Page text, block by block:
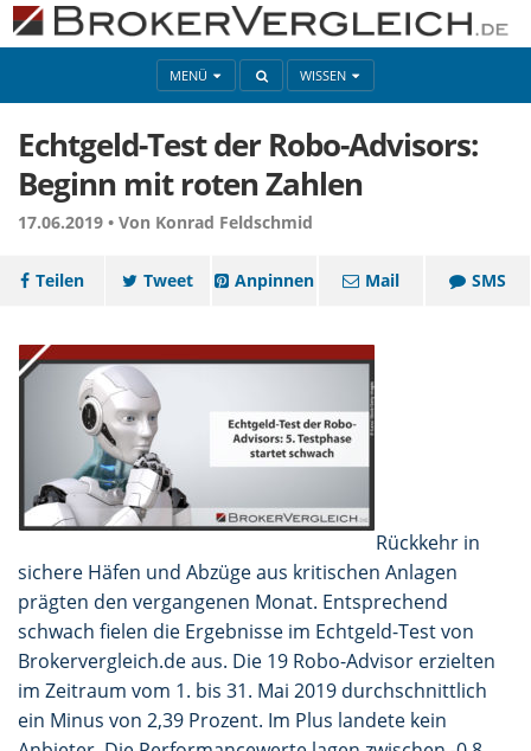
MENÜ WISSEN
Echtgeld-Test der Robo-Advisors:
Beginn mit roten Zahlen
17.06.2019 • Von Konrad Feldschmid
Teilen Tweet Anpinnen Mail SMS
Rückkehr in
sichere Häfen und Abzüge aus kritischen Anlagen
prägten den vergangenen Monat. Entsprechend
schwach fielen die Ergebnisse im Echtgeld-Test von
Brokervergleich.de aus. Die 19 Robo-Advisor erzielten
im Zeitraum vom 1. bis 31. Mai 2019 durchschnittlich
ein Minus von 2,39 Prozent. Im Plus landete kein